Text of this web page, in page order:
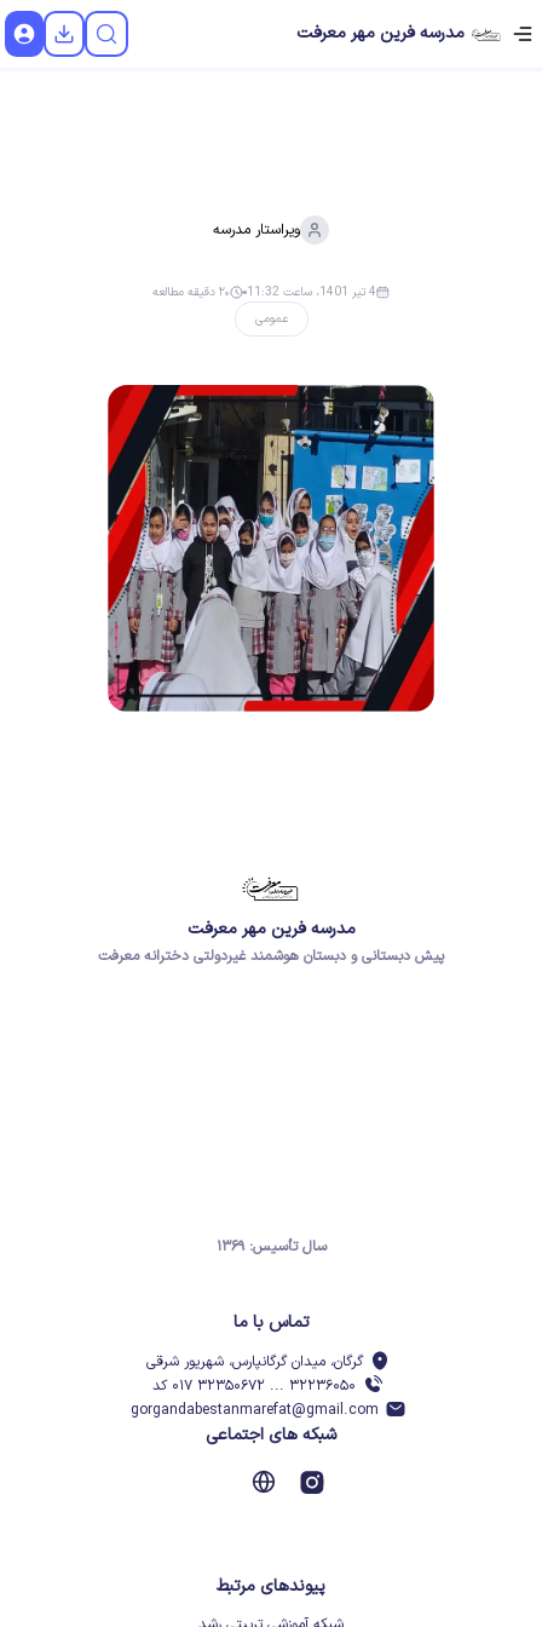
مدرسه فرین مهر معرفت
ویراستار مدرسه
عمومی
4 تیر 1401، ساعت 11:32 ۲۰ دقیقه مطالعه
مدرسه فرین مهر معرفت
پیش دبستانی و دبستان هوشمند غیردولتی دخترانه معرفت
سال تأسیس: ۱۳۶۹
تماس با ما
گرگان، میدان گرگانپارس، شهریور شرقی
۳۲۲۳۶۰۵۰ ... ۳۲۳۵۰۶۷۲ ۰۱۷ کد
gorgandabestanmarefat@gmail.com
شبکه های اجتماعی
پیوندهای مرتبط